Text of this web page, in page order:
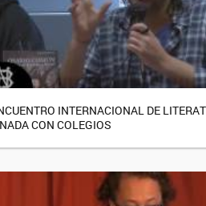
INTERNACIONAL DE
CON COLEGIOS